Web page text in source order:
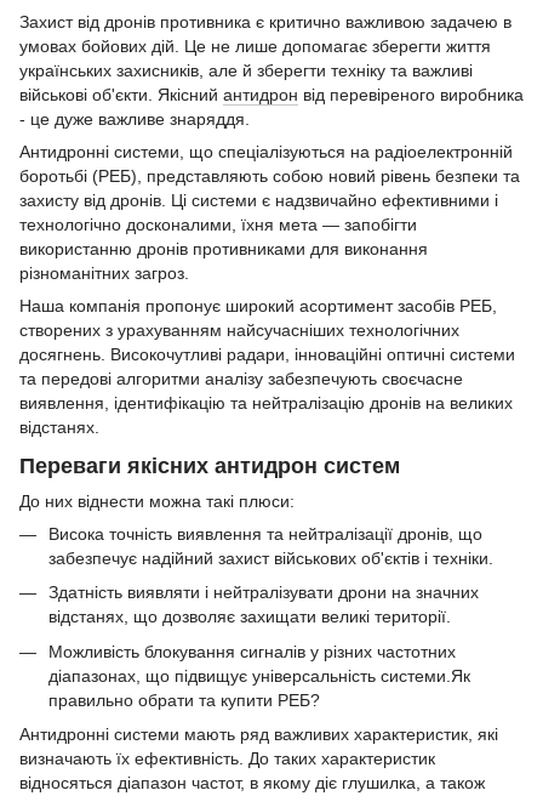
Захист від дронів противника є критично важливою задачею в
умовах бойових дій. Це не лише допомагає зберегти життя
українських захисників, але й зберегти техніку та важливі
військові об'єкти. Якісний антидрон від перевіреного виробника
- це дуже важливе знаряддя.
Антидронні системи, що спеціалізуються на радіоелектронній
боротьбі (РЕБ), представляють собою новий рівень безпеки та
захисту від дронів. Ці системи є надзвичайно ефективними і
технологічно досконалими, їхня мета — запобігти
використанню дронів противниками для виконання
різноманітних загроз.
Наша компанія пропонує широкий асортимент засобів РЕБ,
створених з урахуванням найсучасніших технологічних
досягнень. Високочутливі радари, інноваційні оптичні системи
та передові алгоритми аналізу забезпечують своєчасне
виявлення, ідентифікацію та нейтралізацію дронів на великих
відстанях.
Переваги якісних антидрон систем
До них віднести можна такі плюси:
Висока точність виявлення та нейтралізації дронів, що
забезпечує надійний захист військових об'єктів і техніки.
Здатність виявляти і нейтралізувати дрони на значних
відстанях, що дозволяє захищати великі території.
Можливість блокування сигналів у різних частотних
діапазонах, що підвищує універсальність системи.Як
правильно обрати та купити РЕБ?
Антидронні системи мають ряд важливих характеристик, які
визначають їх ефективність. До таких характеристик
відносяться діапазон частот, в якому діє глушилка, а також